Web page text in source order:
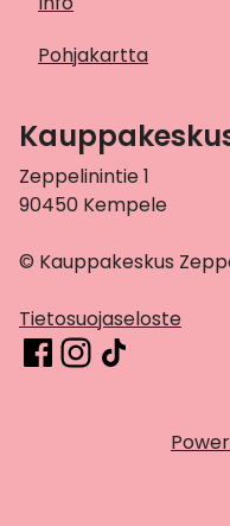
Pohjakartta
Zeppelinintie 1
90450 Kempele
© Kauppakeskus
Tietosuojaseloste